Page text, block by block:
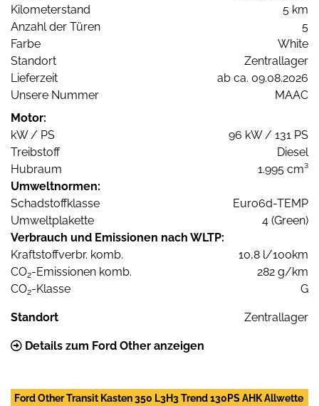
Kilometerstand
5 km
Anzahl der Türen
5
Farbe
White
Standort
Zentrallager
Lieferzeit
ab ca. 09.08.2026
Unsere Nummer
MAAC
Motor:
kW / PS
96 kW / 131 PS
Treibstoff
Diesel
Hubraum
1.995 cm³
Umweltnormen:
Schadstoffklasse
Euro6d-TEMP
Umweltplakette
4 (Green)
Verbrauch und Emissionen nach WLTP:
Kraftstoffverbr. komb.
10,8 l/100km
CO2-Emissionen komb.
282 g/km
CO2-Klasse G
Standort Zentrallager
Details zum Ford Other anzeigen
Ford Other Transit Kasten 350 L3H3 Trend 130PS AHK Allwette